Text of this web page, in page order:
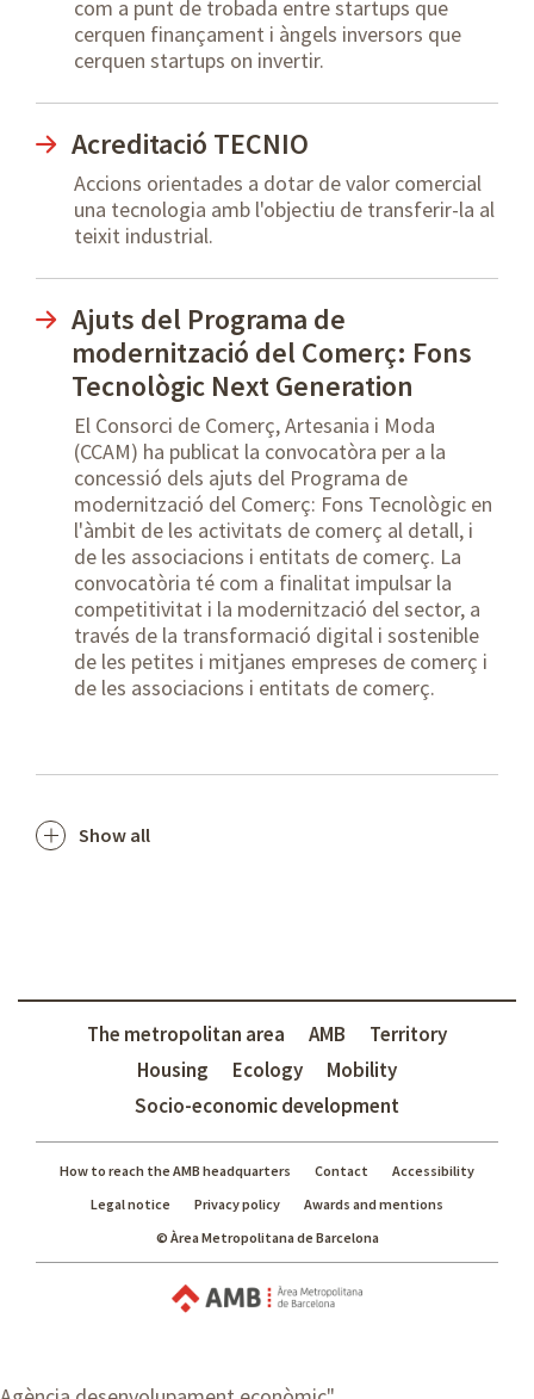
com a punt de trobada entre startups que
cerquen finançament i àngels inversors que
cerquen startups on invertir.
Acreditació TECNIO
Accions orientades a dotar de valor comercial
una tecnologia amb l'objectiu de transferir-la al
teixit industrial.
Ajuts del Programa de
modernització del Comerç: Fons
Tecnològic Next Generation
El Consorci de Comerç, Artesania i Moda
(CCAM) ha publicat la convocatòra per a la
concessió dels ajuts del Programa de
modernització del Comerç: Fons Tecnològic en
l'àmbit de les activitats de comerç al detall, i
de les associacions i entitats de comerç. La
convocatòria té com a finalitat impulsar la
competitivitat i la modernització del sector, a
través de la transformació digital i sostenible
de les petites i mitjanes empreses de comerç i
de les associacions i entitats de comerç.
Show all
The metropolitan area AMB
Territory
Housing
Ecology
Mobility
Socio-economic development
How to reach the AMB headquarters Contact
Accessibility
Legal notice
Privacy policy
Awards and mentions
© Àrea Metropolitana de Barcelona